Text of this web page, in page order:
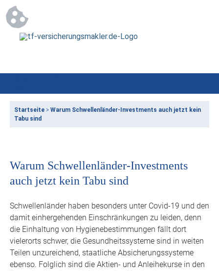
Startseite > Warum Schwellenländer-Investments auch jetzt kein
Tabu sind
Warum Schwellenländer-Investments
auch jetzt kein Tabu sind
Schwellenländer haben besonders unter Covid-19 und den
damit einhergehenden Einschränkungen zu leiden, denn
die Einhaltung von Hygienebestimmungen fällt dort
vielerorts schwer, die Gesundheitssysteme sind in weiten
Teilen unzureichend, staatliche Absicherungssysteme
ebenso. Folglich sind die Aktien- und Anleihekurse in den